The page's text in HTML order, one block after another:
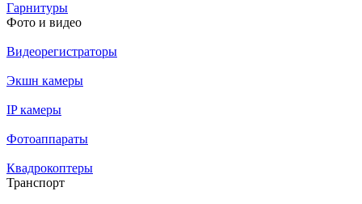
Гарнитуры
Фото и видео
Видеорегистраторы
Экшн камеры
IP камеры
Фотоаппараты
Квадрокоптеры
Транспорт